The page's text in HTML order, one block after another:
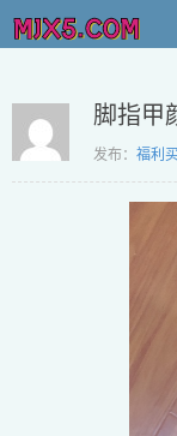
脚指甲
发布： 福利